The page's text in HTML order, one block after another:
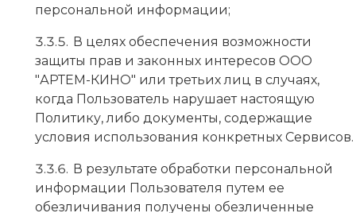
персональной информации;
В целях обеспечения возможности
защиты прав и законных интересов ООО
"АРТЕМ-КИНО" или третьих лиц в случаях,
когда Пользователь нарушает настоящую
Политику, либо документы, содержащие
условия использования конкретных Сервисов.
В результате обработки персональной
информации Пользователя путем ее
обезличивания получены обезличенные